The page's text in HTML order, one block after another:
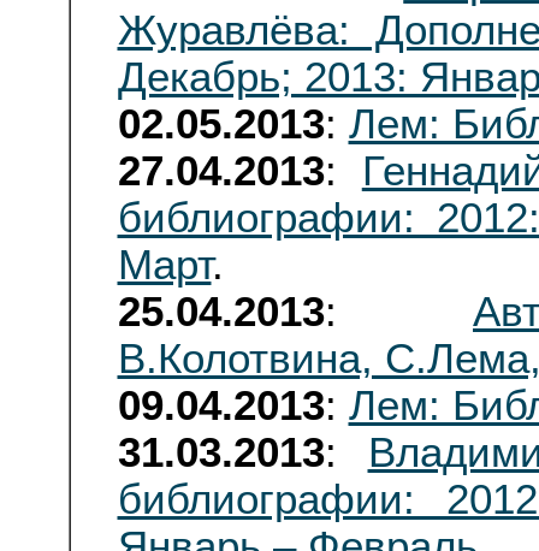
Журавлёва:
Декабрь; 2013:
02.05.2013: Лем:
27.04.2013:
библиографии:
Март.
25.04.2013:
В.Колотвина,
09.04.2013: Лем:
31.03.2013:
библиографии: